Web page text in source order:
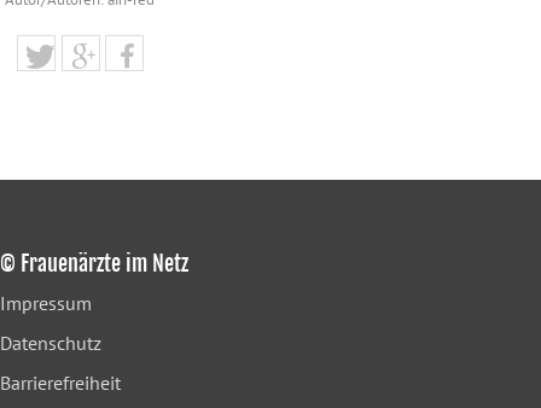
© Frauenärzte im Netz
Impressum
Datenschutz
Barrierefreiheit